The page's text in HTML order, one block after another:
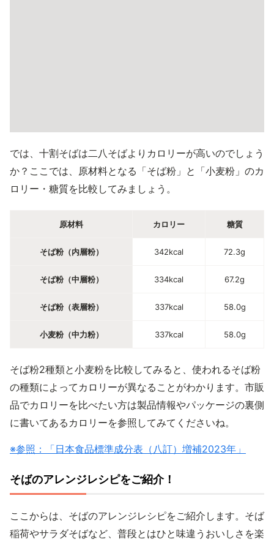
では、十割そばは二八そばよりカロリーが高いのでしょう
か？ここでは、原材料となる「そば粉」と「小麦粉」のカ
ロリー・糖質を比較してみましょう。
原材料 カロリー 糖質
そば粉（内層粉） 342kcal 72.3g
そば粉（中層粉） 334kcal 67.2g
そば粉（表層粉） 337kcal 58.0g
小麦粉（中力粉） 337kcal 58.0g
そば粉2種類と小麦粉を比較してみると、使われるそば粉
の種類によってカロリーが異なることがわかります。市販
品でカロリーを比べたい方は製品情報やパッケージの裏側
に書いてあるカロリーを参照してみてくださいね。
※参照：「日本食品標準成分表（八訂）増補2023年」
そばのアレンジレシピをご紹介！
ここからは、そばのアレンジレシピをご紹介します。そば
稲荷やサラダそばなど、普段とはひと味違うおいしさを楽